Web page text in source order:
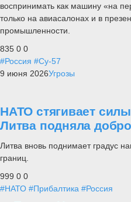
воспринимать как машину «на
только на авиасалонах и в
промышленности.
835 0 0
#Россия #Су-57
9 июня 2026Угрозы
НАТО стягивает
Литва подняла
Литва вновь поднимает градус
границ.
999 0 0
#НАТО #Прибалтика #Россия